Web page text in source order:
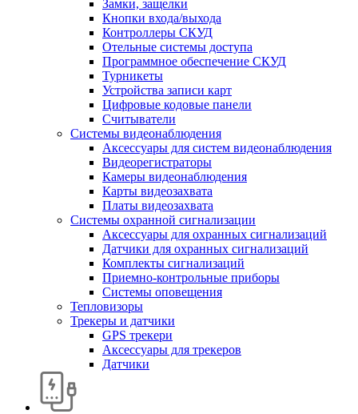
Замки, защелки
Кнопки входа/выхода
Контроллеры СКУД
Отельные системы доступа
Программное обеспечение СКУД
Турникеты
Устройства записи карт
Цифровые кодовые панели
Считыватели
Системы видеонаблюдения
Аксессуары для систем видеонаблюдения
Видеорегистраторы
Камеры видеонаблюдения
Карты видеозахвата
Платы видеозахвата
Системы охранной сигнализации
Аксессуары для охранных сигнализаций
Датчики для охранных сигнализаций
Комплекты сигнализаций
Приемно-контрольные приборы
Системы оповещения
Тепловизоры
Трекеры и датчики
GPS трекери
Аксессуары для трекеров
Датчики